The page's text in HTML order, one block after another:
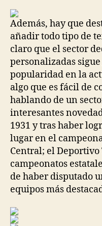
Además, hay que
añadir todo tipo de
claro que el sector
personalizadas
popularidad en la
algo que es fácil de
hablando de un
interesantes
1931 y tras haber
lugar en el
Central; el Deportivo
campeonatos
de haber disputado
equipos más